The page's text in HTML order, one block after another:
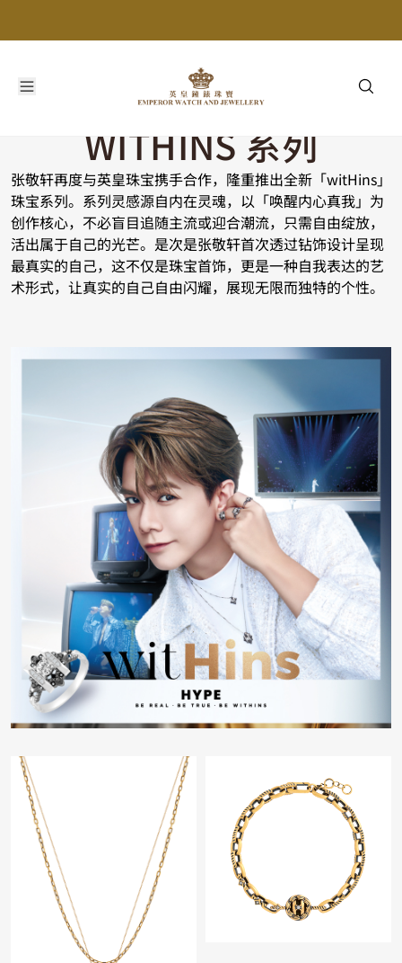
WITHINS 系列
张敬轩再度与英皇珠宝携手合作，隆重推出全新「witHins」
珠宝系列。系列灵感源自内在灵魂，以「唤醒内心真我」为
创作核心，不必盲目追随主流或迎合潮流，只需自由绽放，
活出属于自己的光芒。是次是张敬轩首次透过钻饰设计呈现
最真实的自己，这不仅是珠宝首饰，更是一种自我表达的艺
术形式，让真实的自己自由闪耀，展现无限而独特的个性。